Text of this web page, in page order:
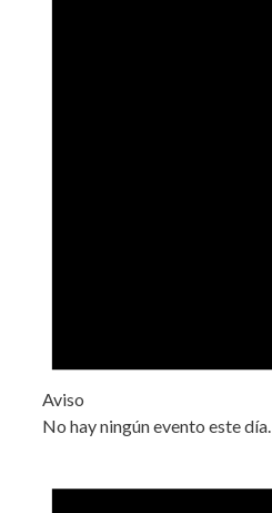
Aviso
No hay ningún evento este día.